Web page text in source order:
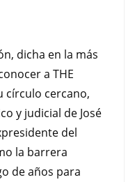
dicha en la más
a THE
círculo cercano,
y judicial de José
del
la barrera
de años para